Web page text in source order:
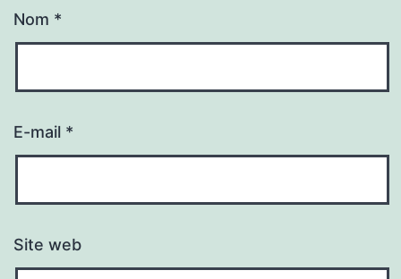
Nom *
E-mail *
Site web